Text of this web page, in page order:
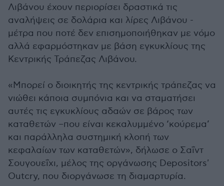
Λιβάνου έχουν περιορίσει δραστικά τις
αναλήψεις σε δολάρια και λίρες Λιβάνου -
μέτρα που ποτέ δεν επισημοποιήθηκαν με νόμο
αλλά εφαρμόστηκαν με βάση εγκυκλίους της
Κεντρικής Τράπεζας Λιβάνου.
«Μπορεί ο διοικητής της κεντρικής τράπεζας να
νιώθει κάποια συμπόνια και να σταματήσει
αυτές τις εγκυκλίους αδαών σε βάρος των
καταθετών –που είναι κεκαλυμμένο ‘κούρεμα’
και παράλληλα συστημική κλοπή των
κεφαλαίων των καταθετών», δήλωσε ο Σαΐντ
Σουγουεΐχι, μέλος της οργάνωσης Depositors'
Outcry, που διοργάνωσε τη διαμαρτυρία.